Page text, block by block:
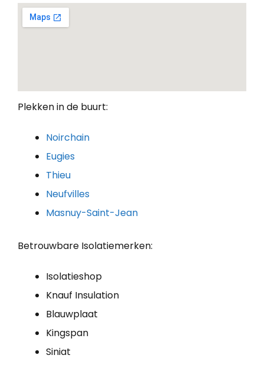
Plekken in de buurt:
Noirchain
Eugies
Thieu
Neufvilles
Masnuy-Saint-Jean
Betrouwbare Isolatiemerken:
Isolatieshop
Knauf Insulation
Blauwplaat
Kingspan
Siniat